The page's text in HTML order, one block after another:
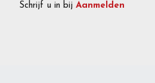
Schrijf u in bij Aanmelden